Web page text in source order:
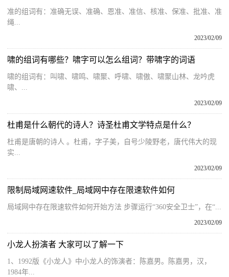
准的组词有：准确无误、准确、恩准、准信、核准、保准、批准、准
绳...
2023/02/09
啸的组词有哪些？啸字可以怎么组词？带啸字的词语
啸的组词有：叫啸、啸鸣、啸聚、呼啸、啸傲、啸聚山林、龙吟虎
啸、...
2023/02/09
杜甫是什么朝代的诗人？诗圣杜甫文学特点是什么？
杜甫是唐朝的诗人 。杜甫，字子美，自号少陵野老，唐代伟大的现
实...
2023/02/09
限制局域网速软件_局域网中存在限速软件如何
局域网中存在限速软件如何开始方法 步骤运行“360安全卫士”，在“...
2023/02/09
小龙人扮演者 大家可以了解一下
1、1992版《小龙人》中小龙人的饰演者：陈嘉男。陈嘉男，汉，
1984年...